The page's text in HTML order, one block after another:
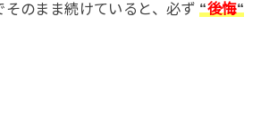
そのまま続けていると、必ず“後悔“